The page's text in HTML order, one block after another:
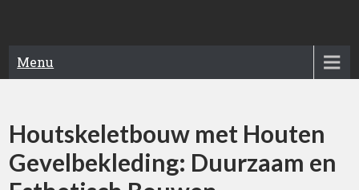
Menu
Houtskeletbouw met Houten
Gevelbekleding: Duurzaam en